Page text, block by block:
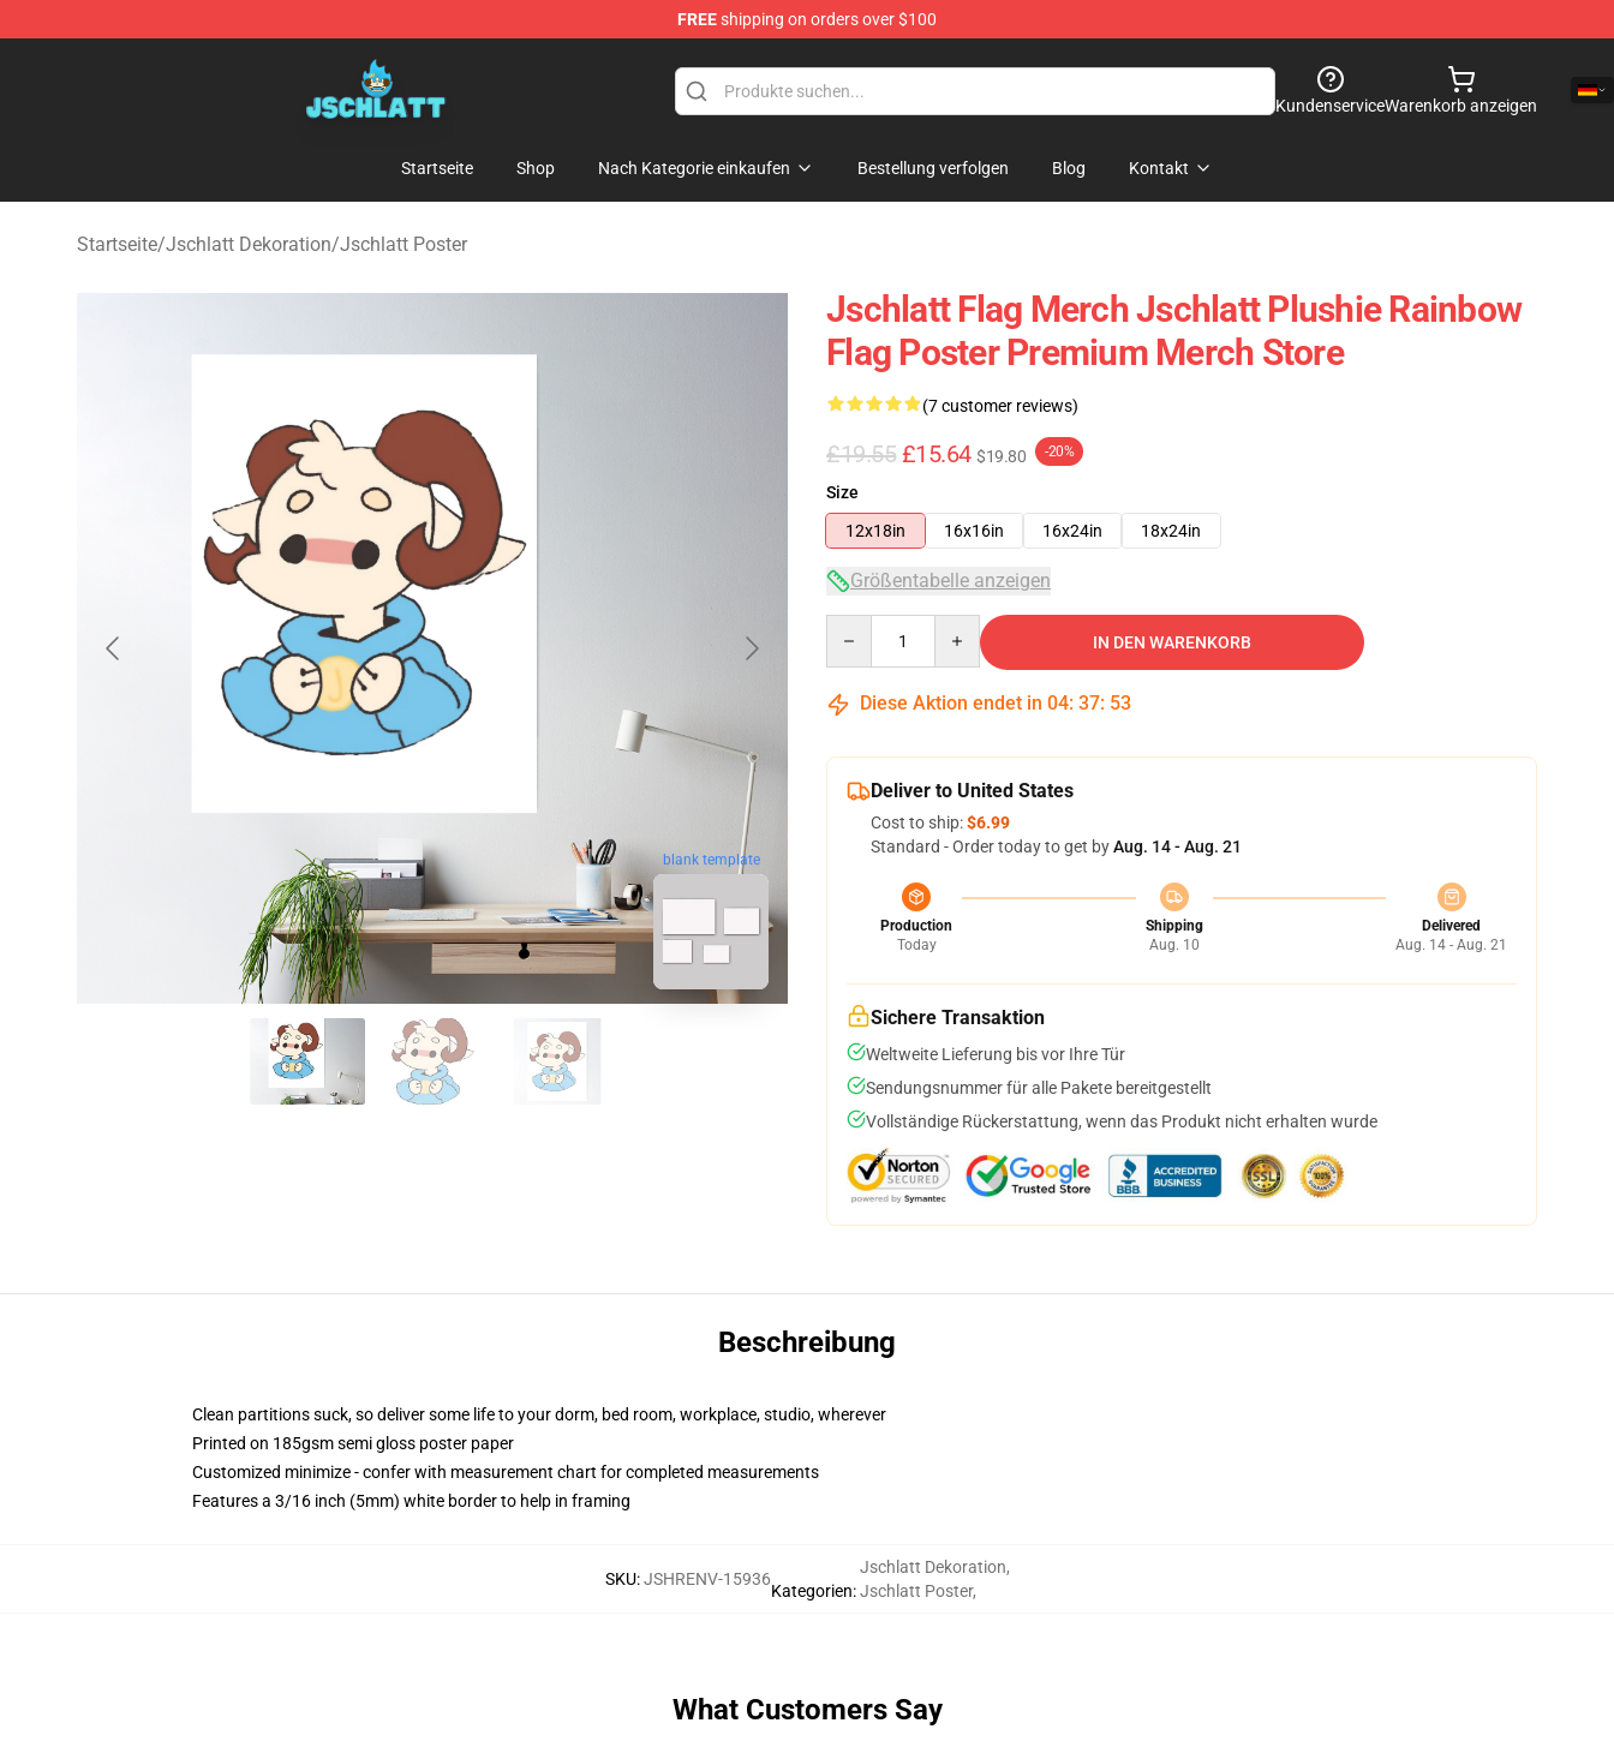
FREEshipping on orders over $100
Jschlatt Store - Official Jschlatt Merchandise Shop
KundenserviceWarenkorb anzeigen
Startseite Shop Nach Kategorie einkaufen Bestellung verfolgen Blog Kontakt
Startseite/Jschlatt Dekoration/Jschlatt Poster
blank template
Jschlatt Flag Merch Jschlatt Plushie Rainbow
Flag Poster Premium Merch Store
(7 customer reviews)
£19.55 £15.64 $19.80 -20%
Size
12x18in
16x16in 16x24in 18x24in
Größentabelle anzeigen
IN DEN WARENKORB
Diese Aktion endet in 04: 37: 52
Deliver to United States
Cost to ship:$6.99
Standard - Order today to get byAug. 14 - Aug. 21
Production
Today
Shipping
Aug. 10
Delivered
Aug. 14 - Aug. 21
Sichere Transaktion
Weltweite Lieferung bis vor Ihre Tür
Sendungsnummer für alle Pakete bereitgestellt
Vollständige Rückerstattung, wenn das Produkt nicht erhalten wurde
Beschreibung
Clean partitions suck, so deliver some life to your dorm, bed room, workplace, studio, wherever
Printed on 185gsm semi gloss poster paper
Customized minimize - confer with measurement chart for completed measurements
Features a 3/16 inch (5mm) white border to help in framing
SKU:JSHRENV-15936
Kategorien:
Jschlatt Dekoration,
Jschlatt Poster,
What Customers Say